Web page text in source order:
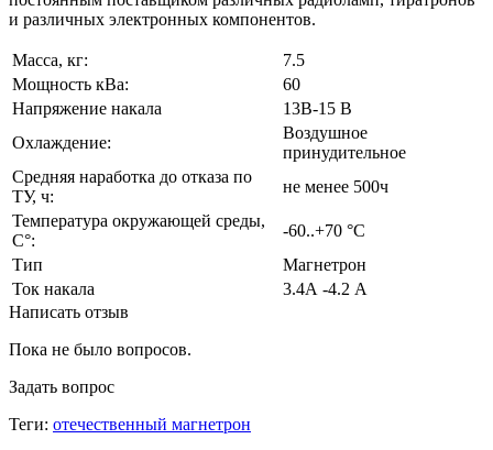
и различных электронных компонентов.
Масса, кг:
7.5
Мощность кВа:
60
Напряжение накала
13В-15 В
Охлаждение:
Воздушное
принудительное
Средняя наработка до отказа по
ТУ, ч:
не менее 500ч
Температура окружающей среды,
С°:
-60..+70 °С
Тип
Магнетрон
Ток накала
3.4А -4.2 А
Написать отзыв
Пока не было вопросов.
Задать вопрос
Теги: отечественный магнетрон